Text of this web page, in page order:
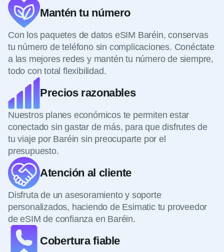
Mantén tu número
Con los paquetes de datos eSIM Baréin, conservas
tu número de teléfono sin complicaciones. Conéctate
a las mejores redes y mantén tu número de siempre,
todo con total flexibilidad.
Precios razonables
Nuestros planes económicos te permiten estar
conectado sin gastar de más, para que disfrutes de
tu viaje por Baréin sin preocuparte por el
presupuesto.
Atención al cliente
Disfruta de un asesoramiento y soporte
personalizados, haciendo de Esimatic tu proveedor
de eSIM de confianza en Baréin.
Cobertura fiable